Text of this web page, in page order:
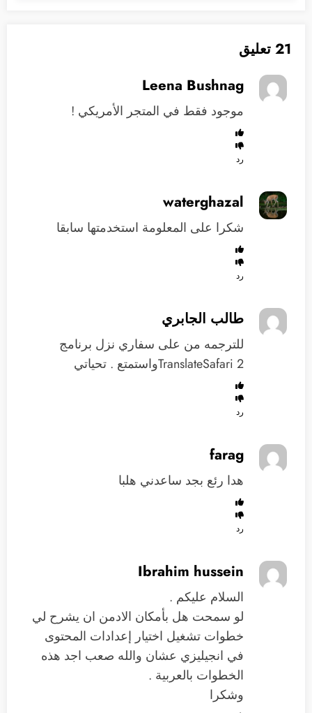
21 تعليق
Leena Bushnag
موجود فقط في المتجر الأمريكي !
رد
waterghazal
شكرا على المعلومة استخدمتها سابقا
رد
طالب الجابري
للترجمه من على سفاري نزل برنامج
TranslateSafari 2واستمتع . تحياتي
رد
farag
هدا رئع بجد ساعدني هلبا
رد
Ibrahim hussein
السلام عليكم .
لو سمحت هل بأمكان الادمن ان يشرح لي
خطوات تشغيل اختيار إعدادات المحتوى
في انجيليزي عشان والله صعب اجد هذه
الخطوات بالعربية .
وشكرا